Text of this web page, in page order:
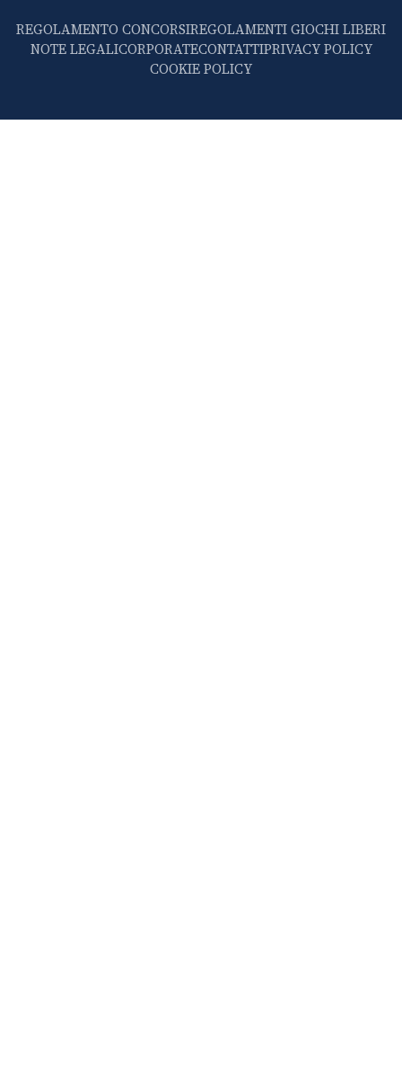
REGOLAMENTO CONCORSIREGOLAMENTI GIOCHI LIBERI
NOTE LEGALICORPORATECONTATTIPRIVACY POLICY
COOKIE POLICY